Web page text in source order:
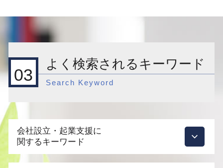
03
よく検索されるキーワード
Search Keyword
会社設立・起業支援に
関するキーワード